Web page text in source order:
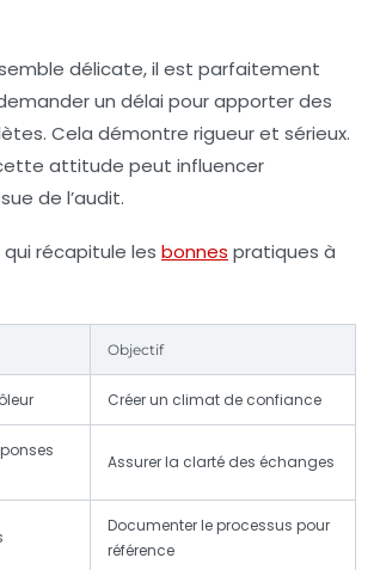
délicate, il est parfaitement
un délai pour apporter des
Cela démontre rigueur et sérieux.
attitude peut influencer
de l’audit.
récapitule les bonnes pratiques à
Objectif
Créer un climat de confiance
Assurer la clarté des échanges
Documenter le processus pour
référence